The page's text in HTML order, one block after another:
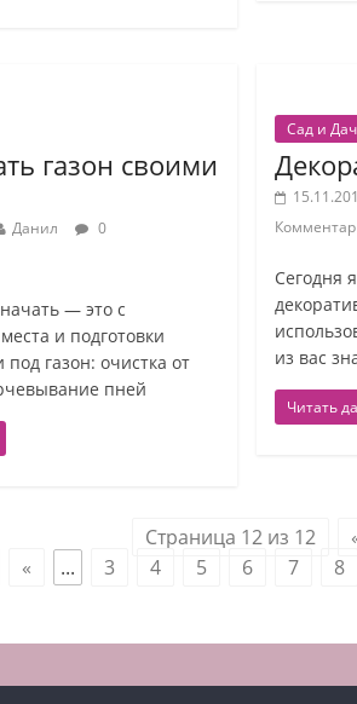
газон своими
Данил
0
— это с
и подготовки
под газон: очистка от
пней
Сад и
Сегодня
из вас
Читать
Страница 12 из 12
« ... 3 4 5 6 7 8